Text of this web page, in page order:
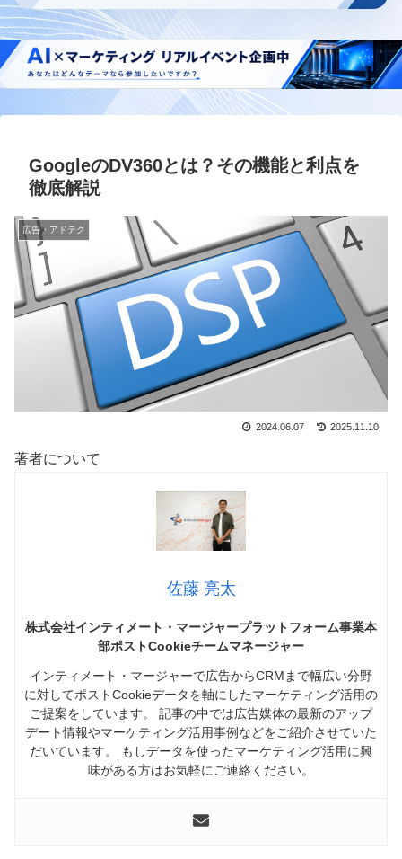
GoogleのDV360とは？その機能と利点を
徹底解説
広告・アドテク
2024.06.07 2025.11.10
著者について
佐藤 亮太
株式会社インティメート・マージャープラットフォーム事業本
部ポストCookieチームマネージャー
インティメート・マージャーで広告からCRMまで幅広い分野
に対してポストCookieデータを軸にしたマーケティング活用の
ご提案をしています。 記事の中では広告媒体の最新のアップ
デート情報やマーケティング活用事例などをご紹介させていた
だいています。 もしデータを使ったマーケティング活用に興
味がある方はお気軽にご連絡ください。